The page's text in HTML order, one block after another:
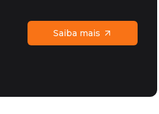
Saiba mais